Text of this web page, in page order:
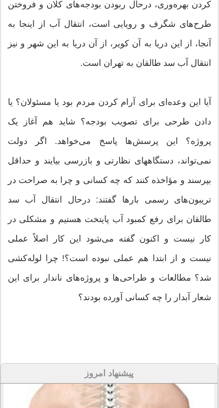
کردن بهره‌وری، درحال ربودن بودجه‌های کلان و فروختن
طرح‌های شگرف و رویایی است، انتقال آب از اینجا به
آنجا، از این دریا به آن کویر، از آن دریا به این شهر و نیز
انتقال آب سد طالقان به تهران است.
آیا این وعده‌ای برای آرام کردن مردم بود یا مسئولان؟ یا
دادن طرحی برای تصویب بودجه؟ شاید هم آغاز یک
پروژه؟ این پرسش‌ها پاسخ می‌خواهد. اگر دولت
نمی‌تواند، دستگاههای نظارتی و بازرسی بیایند و حداقل
بپرسند و مؤاخذه کنند که چه کسانی و چرا به صراحت در
تریبون‌های رسمی بارها گفتند: درحال انتقال آب سد
طالقان برای رفع کمبود آب پایتخت هستیم و مشکلی در
کار نیست و اکنون گفته می‌شود این کار اصلاً عملی
نیست و از ابتدا هم عملی نبوده است؟! چرا لوله‌کشی
شد؟ مطالعات و طراحی‌ها و پروژه‌های ناندار برای این
شعار آبدار را چه کسانی آورده بودند؟
پیشنهاد امروز